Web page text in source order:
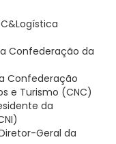
Confederação da
Confederação
e Turismo (CNC)
da
Diretor-Geral da